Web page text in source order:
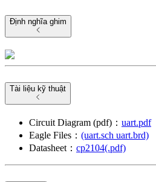
Định nghĩa ghim
Tài liệu kỹ thuật
Circuit Diagram (pdf)： uart.pdf
Eagle Files： (uart.sch uart.brd)
Datasheet： cp2104(.pdf)